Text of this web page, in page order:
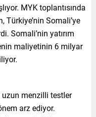
MYK toplantısında
Türkiye’nin Somali’ye
Somali’nin yatırım
maliyetinin 6 milyar
uzun menzilli testler
arz ediyor.